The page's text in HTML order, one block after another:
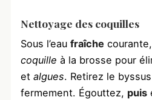
Nettoyage des coquilles
Sous l’eau fraîche
coquille à la brosse pour
et algues. Retirez le
fermement. Égouttez, puis